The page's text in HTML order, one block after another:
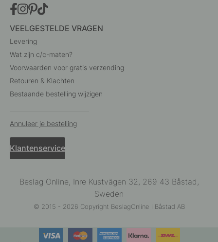
VEELGESTELDE VRAGEN
Levering
Wat zijn c/c-maten?
Voorwaarden voor gratis verzending
Retouren & Klachten
Bestaande bestelling wijzigen
Annuleer je bestelling
Klantenservice
Beslag Online, Inre Kustvägen 32, 269 43 Båstad,
Sweden
© 2015 - 2026 Copyright BeslagOnline i Båstad AB